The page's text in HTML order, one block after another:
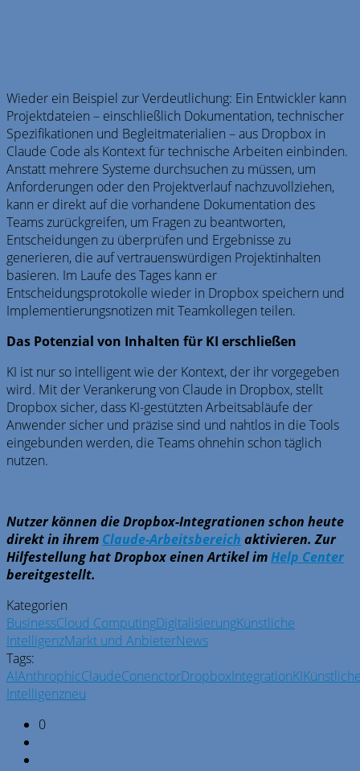
Wieder ein Beispiel zur Verdeutlichung: Ein Entwickler kann
Projektdateien – einschließlich Dokumentation, technischer
Spezifikationen und Begleitmaterialien – aus Dropbox in
Claude Code als Kontext für technische Arbeiten einbinden.
Anstatt mehrere Systeme durchsuchen zu müssen, um
Anforderungen oder den Projektverlauf nachzuvollziehen,
kann er direkt auf die vorhandene Dokumentation des
Teams zurückgreifen, um Fragen zu beantworten,
Entscheidungen zu überprüfen und Ergebnisse zu
generieren, die auf vertrauenswürdigen Projektinhalten
basieren. Im Laufe des Tages kann er
Entscheidungsprotokolle wieder in Dropbox speichern und
Implementierungsnotizen mit Teamkollegen teilen.
Das Potenzial von Inhalten für KI erschließen
KI ist nur so intelligent wie der Kontext, der ihr vorgegeben
wird. Mit der Verankerung von Claude in Dropbox, stellt
Dropbox sicher, dass KI-gestützten Arbeitsabläufe der
Anwender sicher und präzise sind und nahtlos in die Tools
eingebunden werden, die Teams ohnehin schon täglich
nutzen.
Nutzer können die Dropbox-Integrationen schon heute
direkt in ihrem Claude-Arbeitsbereich aktivieren. Zur
Hilfestellung hat Dropbox einen Artikel imHelp Center
bereitgestellt.
Kategorien
BusinessCloud ComputingDigitalisierungKünstliche
IntelligenzMarkt und AnbieterNews
Tags:
AIAnthrophicClaudeConenctorDropboxIntegrationKI
Intelligenzneu
0